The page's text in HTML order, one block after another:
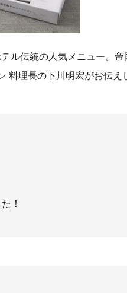
ル伝統の人気メニュー。帝
料理長の下川明宏がお伝え
！